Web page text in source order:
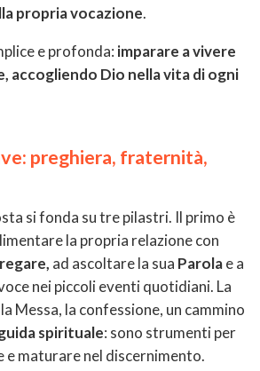
propria vocazione.
e profonda: imparare a vivere
accogliendo Dio nella vita di ogni
preghiera, fraternità,
si fonda su tre pilastri. Il primo è
la propria relazione con
ad ascoltare la sua Parolae a
nei piccoli eventi quotidiani. La
Messa, la confessione, un cammino
spirituale: sono strumenti per
e maturare nel discernimento.